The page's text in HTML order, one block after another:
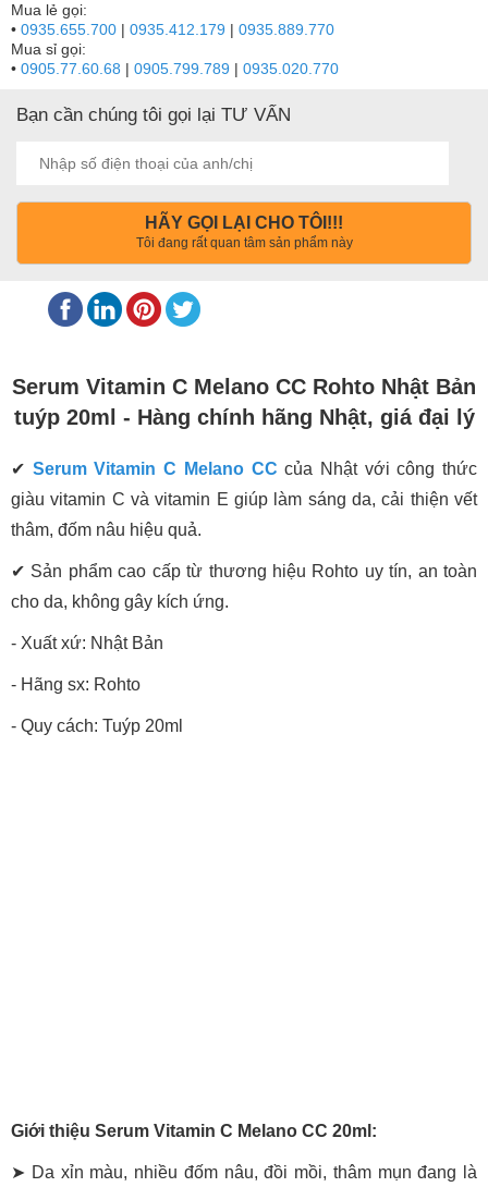
Mua lẻ gọi:
• 0935.655.700 | 0935.412.179 | 0935.889.770
Mua sỉ gọi:
• 0905.77.60.68 | 0905.799.789 | 0935.020.770
Bạn cần chúng tôi gọi lại TƯ VẤN
HÃY GỌI LẠI CHO TÔI!!!
Tôi đang rất quan tâm sản phẩm này
Serum Vitamin C Melano CC Rohto Nhật Bản
tuýp 20ml - Hàng chính hãng Nhật, giá đại lý
✔ Serum Vitamin C Melano CC của Nhật với công thức
giàu vitamin C và vitamin E giúp làm sáng da, cải thiện vết
thâm, đốm nâu hiệu quả.
✔ Sản phẩm cao cấp từ thương hiệu Rohto uy tín, an toàn
cho da, không gây kích ứng.
- Xuất xứ: Nhật Bản
- Hãng sx: Rohto
- Quy cách: Tuýp 20ml
Giới thiệu Serum Vitamin C Melano CC 20ml:
➤ Da xỉn màu, nhiều đốm nâu, đồi mồi, thâm mụn đang là